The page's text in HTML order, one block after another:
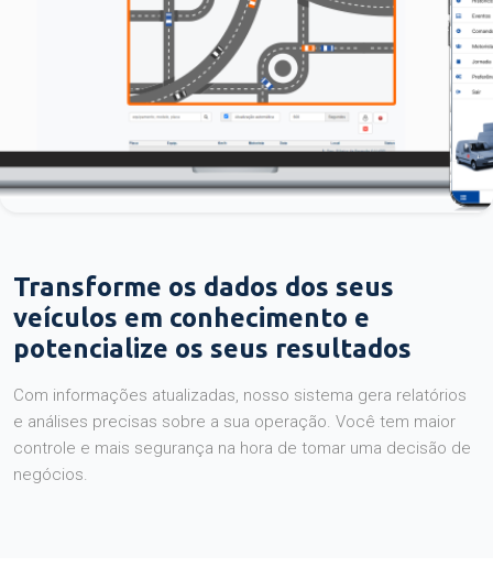
Transforme os dados dos seus
veículos em conhecimento e
potencialize os seus resultados
Com informações atualizadas, nosso sistema gera relatórios
e análises precisas sobre a sua operação. Você tem maior
controle e mais segurança na hora de tomar uma decisão de
negócios.